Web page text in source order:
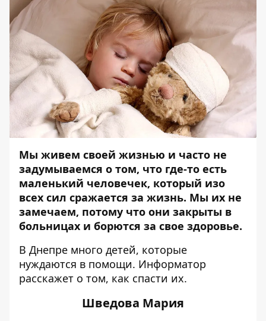
Мы живем своей жизнью и часто не
задумываемся о том, что где-то есть
маленький человечек, который изо
всех сил сражается за жизнь. Мы их не
замечаем, потому что они закрыты в
больницах и борются за свое здоровье.
В Днепре много детей, которые
нуждаются в помощи. Информатор
расскажет о том, как спасти их.
Шведова Мария